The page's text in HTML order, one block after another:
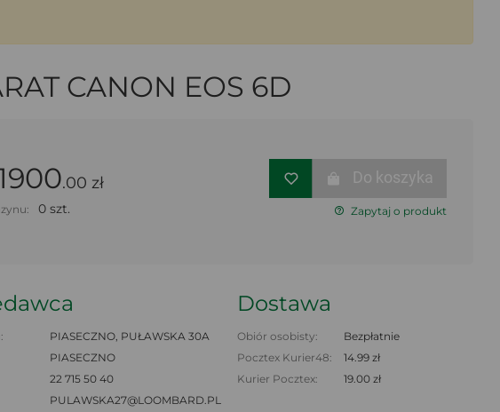
CANON EOS 6D
.00 zł
0 szt.
Do koszyka
Zapytaj o produkt
PIASECZNO, PUŁAWSKA 30A
PIASECZNO
22 715 50 40
PULAWSKA27@LOOMBARD.PL
Dostawa
Obiór osobisty:
Bezpłatnie
Pocztex Kurier48:
14.99 zł
Kurier Pocztex:
19.00 zł